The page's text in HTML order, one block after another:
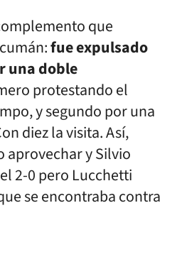
que
fue expulsado
una doble
protestando el
y segundo por una
diez la visita. Así,
aprovechar y Silvio
2-0 pero Lucchetti
se encontraba contra